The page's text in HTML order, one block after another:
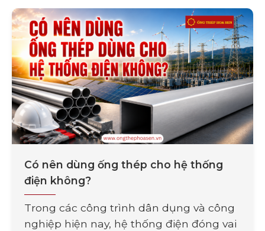
Có nên dùng ống thép cho hệ thống
điện không?
Trong các công trình dân dụng và công
nghiệp hiện nay, hệ thống điện đóng vai